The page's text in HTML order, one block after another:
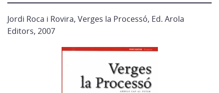
Jordi Roca i Rovira, Verges la Processó, Ed. Arola
Editors, 2007